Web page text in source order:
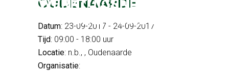
WERKTUIGENDAGEN O
UDENAARDE
Datum: 23-09-2017 - 24-09-2017
Tijd: 09:00 - 18:00 uur
Locatie: n.b., , Oudenaarde
Organisatie: